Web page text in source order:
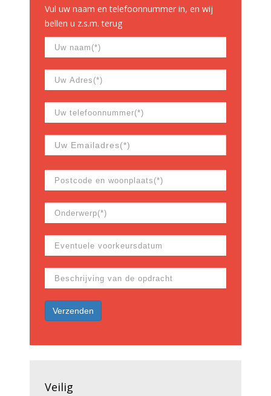
Vul uw naam en telefoonnummer in, en wij
bellen u z.s.m. terug
Veilig